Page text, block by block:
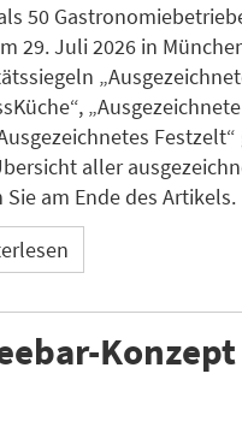
50
29. Juli 2026 in
aller
Sie am Ende des Artikels.